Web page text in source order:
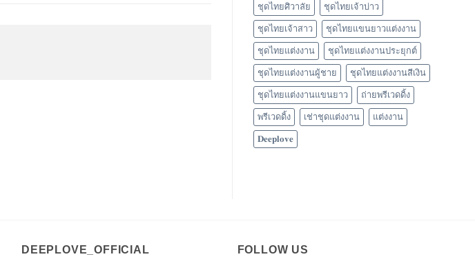
ชุดไทยศิวาลัย ชุดไทยเจ้าบ่าว
ชุดไทยเจ้าสาว ชุดไทยแขนยาวแต่งงาน
ชุดไทยแต่งงาน ชุดไทยแต่งงานประยุกต์
ชุดไทยแต่งงานผู้ชาย ชุดไทยแต่งงานสีเงิน
ชุดไทยแต่งงานแขนยาว ถ่ายพรีเวดดิ้ง
พรีเวดดิ้ง เช่าชุดแต่งงาน แต่งงาน
𝐃𝐞𝐞𝐩𝐥𝐨𝐯𝐞
DEEPLOVE_OFFICIAL FOLLOW US